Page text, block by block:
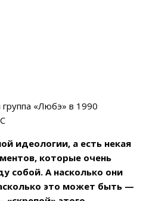
«Любэ» в 1990
идеологии, а есть некая
которые очень
собой. А насколько они
это может быть —